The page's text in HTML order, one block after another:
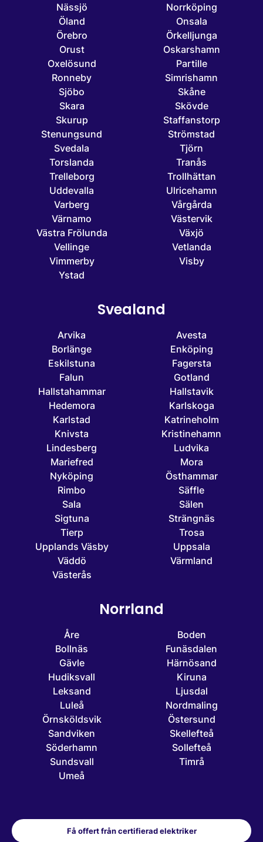
Nässjö
Norrköping
Öland
Onsala
Örebro
Örkelljunga
Orust
Oskarshamn
Oxelösund
Partille
Ronneby
Simrishamn
Sjöbo
Skåne
Skara
Skövde
Skurup
Staffanstorp
Stenungsund
Strömstad
Svedala
Tjörn
Torslanda
Tranås
Trelleborg
Trollhättan
Uddevalla
Ulricehamn
Varberg
Vårgårda
Värnamo
Västervik
Västra Frölunda
Växjö
Vellinge
Vetlanda
Vimmerby
Visby
Ystad
Svealand
Arvika
Avesta
Borlänge
Enköping
Eskilstuna
Fagersta
Falun
Gotland
Hallstahammar
Hallstavik
Hedemora
Karlskoga
Karlstad
Katrineholm
Knivsta
Kristinehamn
Lindesberg
Ludvika
Mariefred
Mora
Nyköping
Östhammar
Rimbo
Säffle
Sala
Sälen
Sigtuna
Strängnäs
Tierp
Trosa
Upplands Väsby
Uppsala
Väddö
Värmland
Västerås
Norrland
Åre
Boden
Bollnäs
Funäsdalen
Gävle
Härnösand
Hudiksvall
Kiruna
Leksand
Ljusdal
Luleå
Nordmaling
Örnsköldsvik
Östersund
Sandviken
Skellefteå
Söderhamn
Sollefteå
Sundsvall
Timrå
Umeå
Få offert från certifierad elektriker